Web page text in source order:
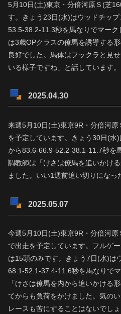
5月10日(土)東京・分倍河原Ｓ(芝
す。きょう23日(水)はウッドチッ
53.5-38.2-11.3秒を馬なりでマーク
は3歳OPクラスの僚馬を誘導する
良好でした。馬体はフックラと見
いる様子ですね」と話しています。
2025.04.30
来週5月10日(土)東京9R・分倍河
を予定しています。きょう30日(水
から83.6-66.9-52.2-38.1-11.7秒を
調教師は「けさは僚馬を追いかけ
ました。いい1週前追い切りになっ
2025.05.07
今週5月10日(土)東京9R・分倍河
で出走を予定しています。フルゲ
は15頭のみです。きょう7日(水)は
68.1-52.1-37.4-11.6秒を馬なりで
「けさは僚馬を内から追いかける
てからも負荷をかけました。気の
レースも苦にすることはないでし